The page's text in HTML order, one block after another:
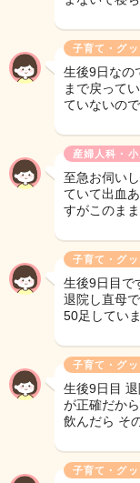
子育て・グ
生後9日なの
まで戻って
ていないの
産婦人科・
至急お伺い
ていて出血
すがこのま
子育て・グ
生後9日目で
退院し直母
50足してい
子育て・グ
生後9日目
が正確だか
飲んだら そ
子育て・グ